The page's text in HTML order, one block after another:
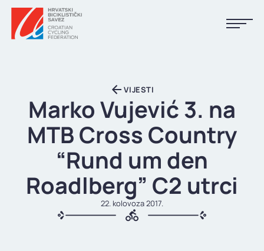
KALENDAR
REZULTATI
TIJELA HBS-A
DOKUMENTI
VIJESTI
Marko Vujević 3. na
MTB Cross Country
“Rund um den
Roadlberg” C2 utrci
22. kolovoza 2017.